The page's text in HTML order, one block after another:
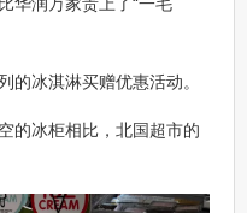
的冰淇淋买赠优惠活动。
的冰柜相比，北国超市的